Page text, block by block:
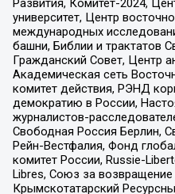
Развития, Комитет-2024,
университет, Центр
международных
башни, Библии и трактатов
Гражданский Совет, Центр
Академическая сеть
комитет действия, РЭНД
демократию в России,
журналистов-
Свободная Россия Берлин,
Рейн-Вестфалия, Фонд
комитет России, Russie-
Libres, Союз за возвращение
Крымскотатарский